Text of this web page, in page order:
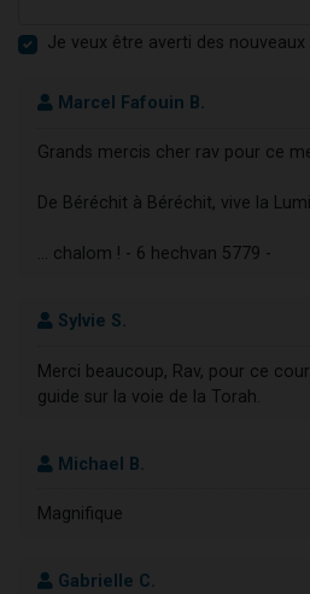
Je veux être averti des
Marcel Fafouin B.
Grands mercis cher rav pour ce
De Béréchit à Béréchit, vive la
… chalom ! - 6 hechvan 5779 -
Sylvie S.
Merci beaucoup, Rav, pour ce
guide sur la voie de la Torah.
Michael B.
Magnifique
Gabrielle C.